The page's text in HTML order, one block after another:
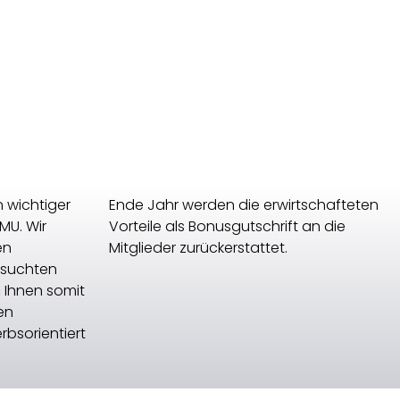
wichtiger
Wir
somit
Ende Jahr werden die erwirtschafteten
Vorteile als Bonusgutschrift an die
Mitglieder zurückerstattet.